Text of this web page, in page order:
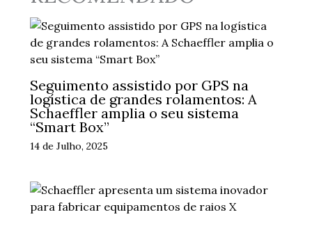
Seguimento assistido por GPS na
logística de grandes rolamentos: A
Schaeffler amplia o seu sistema
“Smart Box”
14 de Julho, 2025